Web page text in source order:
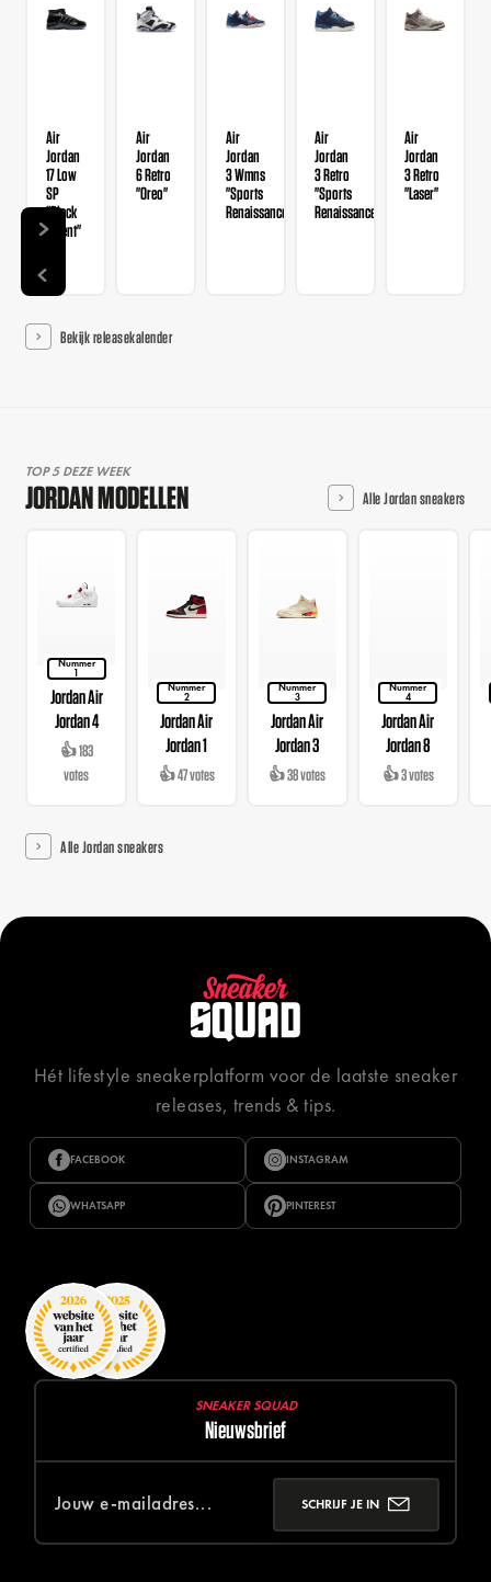
Air
Jordan
17 Low
SP
"Black
Patent"
Air
Jordan
6 Retro
"Oreo"
Air
Jordan
3 Wmns
"Sports
Renaissance"
Air
Jordan
3 Retro
"Sports
Renaissance"
Air
Jordan
3 Retro
"Laser"
Bekijk releasekalender
TOP 5 DEZE WEEK
JORDAN MODELLEN Alle Jordan sneakers
Nummer
1
Jordan Air
Jordan 4
👍 183
votes
Nummer
2
Jordan Air
Jordan 1
👍 47 votes
Nummer
3
Jordan Air
Jordan 3
👍 38 votes
Nummer
4
Jordan Air
Jordan 8
👍 3 votes
Alle Jordan sneakers
Hét lifestyle sneakerplatform voor de laatste sneaker
releases, trends & tips.
FACEBOOK INSTAGRAM
WHATSAPP PINTEREST
SNEAKER SQUAD
Nieuwsbrief
SCHRIJF JE IN